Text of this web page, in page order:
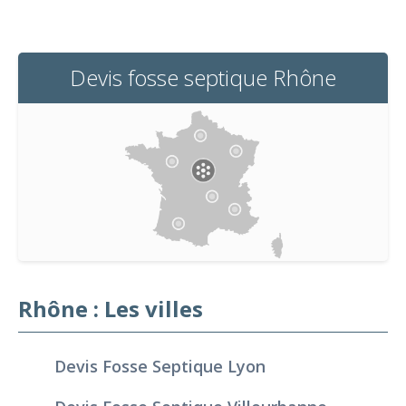
Devis fosse septique Rhône
Rhône : Les villes
Devis Fosse Septique Lyon